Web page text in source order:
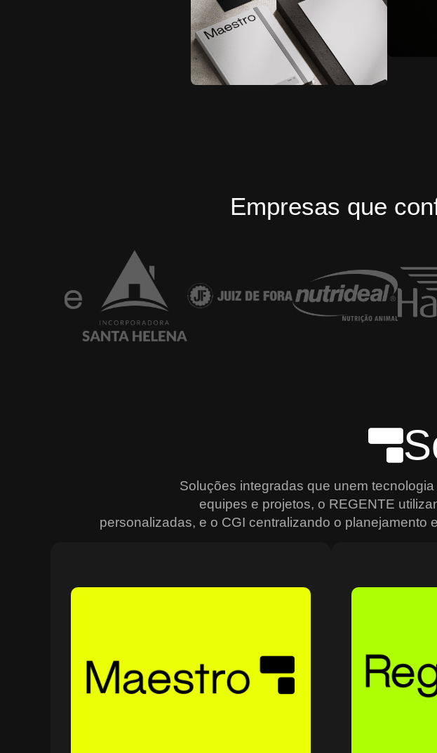
Empresas que
Soluções integradas que unem
equipes e projetos, o REGENTE
personalizadas, e o CGI centralizando o planejamento
de forma integrada e eficiente. Ideal para empresas que
enfrentam dificuldades em centralizar informações e
acompanhar o progresso de atividades críticas, o
agilidade na
Usando
mapear,